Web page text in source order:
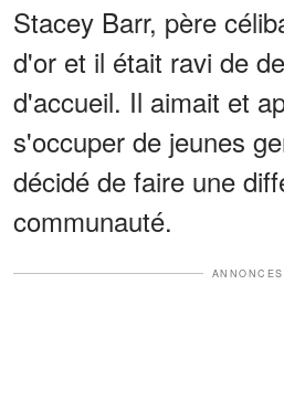
Stacey Barr, père
d'or et il était ravi de
d'accueil. Il aimait et
s'occuper de jeunes
décidé de faire une
communauté.
ANNONCES